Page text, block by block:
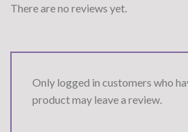
There are no reviews yet.
Only logged in customers who
product may leave a review.